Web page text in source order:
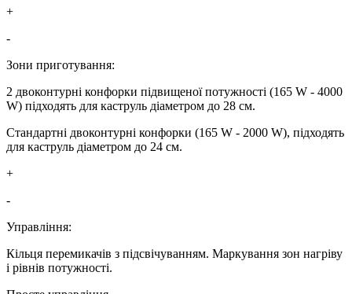
+
-
Зони приготування:
2 двоконтурні конфорки підвищеної потужності (165 W - 4000
W) підходять для каструль діаметром до 28 см.
Стандартні двоконтурні конфорки (165 W - 2000 W), підходять
для каструль діаметром до 24 см.
+
-
Управління:
Кільця перемикачів з підсвічуванням. Маркування зон нагріву
і рівнів потужності.